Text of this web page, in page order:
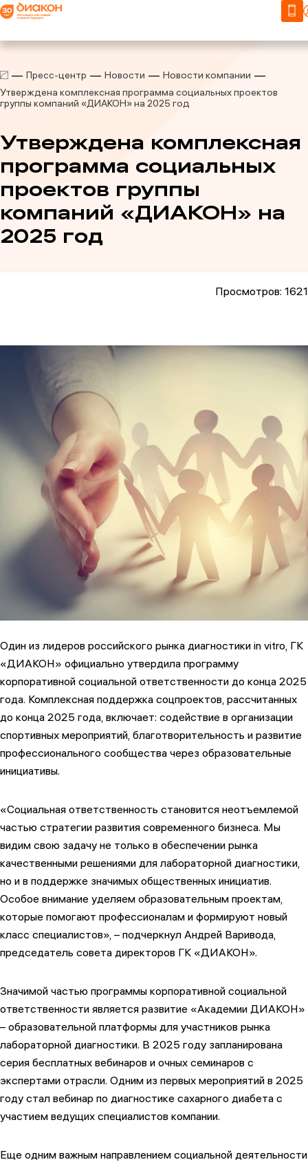
Пресс-центр Новости
Новости компании
Утверждена комплексная программа социальных проектов
группы компаний «ДИАКОН» на 2025 год
Утверждена комплексная
программа социальных
проектов группы
компаний «ДИАКОН» на
2025 год
Просмотров: 1621
Один из лидеров российского рынка диагностики in vitro, ГК
«ДИАКОН» официально утвердила программу
корпоративной социальной ответственности до конца 2025
года. Комплексная поддержка соцпроектов, рассчитанных
до конца 2025 года, включает: содействие в организации
спортивных мероприятий, благотворительность и развитие
профессионального сообщества через образовательные
инициативы.
«Социальная ответственность становится неотъемлемой
частью стратегии развития современного бизнеса. Мы
видим свою задачу не только в обеспечении рынка
качественными решениями для лабораторной диагностики,
но и в поддержке значимых общественных инициатив.
Особое внимание уделяем образовательным проектам,
которые помогают профессионалам и формируют новый
класс специалистов», – подчеркнул Андрей Варивода,
председатель совета директоров ГК «ДИАКОН».
Значимой частью программы корпоративной социальной
ответственности является развитие «Академии ДИАКОН»
– образовательной платформы для участников рынка
лабораторной диагностики. В 2025 году запланирована
серия бесплатных вебинаров и очных семинаров с
экспертами отрасли. Одним из первых мероприятий в 2025
году стал вебинар по диагностике сахарного диабета с
участием ведущих специалистов компании.
Еще одним важным направлением социальной деятельности